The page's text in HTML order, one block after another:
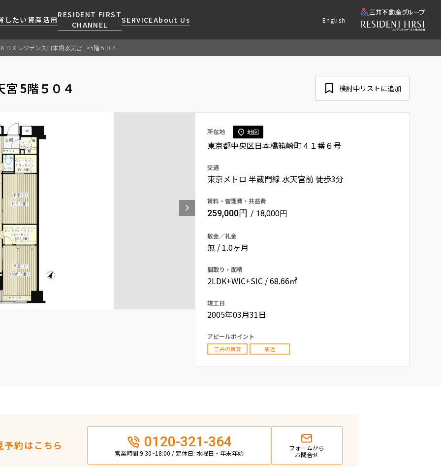
したい 資産活用
RESIDENT FIRST
CHANNEL
SERVICEAbout Us
会社情報
採用情報
ニュースリリース
お問い合わせ
人気エリアから探す
駅・沿線から探す
地図から探す
キーワードから探す
新着情報から探す
新着募集情報
当社限定(港区・渋谷区以外)
お問い合わせ
お問い合わせ
マンションレポート
住まいのコラム
RESIDENT FIRST
MEMBERS登録
会員ページ
ご入居・提携サービス
お部屋探しからご契約まで
よくあるご質問
社宅紹介
事業部取り扱い物件入居申
込
English
ＫＤＸレジデンス日本橋水天宮 5階５０４
5階５０４ 検討中リストに追加
所在地 地図
東京都中央区日本橋箱崎町４１番６号
交通
東京メトロ 半蔵門線 水天宮前徒歩3分
賃料・管理費・共益費
259,000円 / 18,000円
敷金／礼金
無 / 1.0ヶ月
間取り・面積
2LDK+WIC+SIC / 68.66㎡
竣工日
2005年03月31日
アピールポイント
三井の賃貸 駅近
約はこちら 0120-321-364
営業時間 9:30~18:00 / 定休日: 水曜日・年末年始
フォームから
お問合せ